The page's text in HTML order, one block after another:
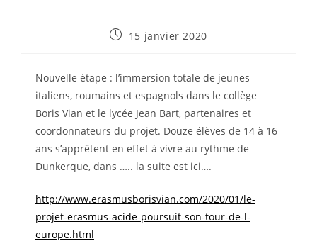
Publication
15 janvier 2020
Nouvelle étape : l’immersion totale de jeunes
italiens, roumains et espagnols dans le collège
Boris Vian et le lycée Jean Bart, partenaires et
coordonnateurs du projet. Douze élèves de 14 à 16
ans s’apprêtent en effet à vivre au rythme de
Dunkerque, dans ….. la suite est ici….
http://www.erasmusborisvian.com/2020/01/le-
projet-erasmus-acide-poursuit-son-tour-de-l-
europe.html